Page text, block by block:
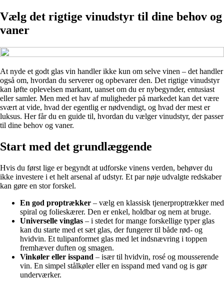
Vælg det rigtige vinudstyr til dine behov og
vaner
At nyde et godt glas vin handler ikke kun om selve vinen – det handler
også om, hvordan du serverer og opbevarer den. Det rigtige vinudstyr
kan løfte oplevelsen markant, uanset om du er nybegynder, entusiast
eller samler. Men med et hav af muligheder på markedet kan det være
svært at vide, hvad der egentlig er nødvendigt, og hvad der mest er
luksus. Her får du en guide til, hvordan du vælger vinudstyr, der passer
til dine behov og vaner.
Start med det grundlæggende
Hvis du først lige er begyndt at udforske vinens verden, behøver du
ikke investere i et helt arsenal af udstyr. Et par nøje udvalgte redskaber
kan gøre en stor forskel.
En god proptrækker – vælg en klassisk tjenerproptrækker med
spiral og folieskærer. Den er enkel, holdbar og nem at bruge.
Universelle vinglas – i stedet for mange forskellige typer glas
kan du starte med et sæt glas, der fungerer til både rød- og
hvidvin. Et tulipanformet glas med let indsnævring i toppen
fremhæver duften og smagen.
Vinkøler eller isspand – især til hvidvin, rosé og mousserende
vin. En simpel stålkøler eller en isspand med vand og is gør
underværker.